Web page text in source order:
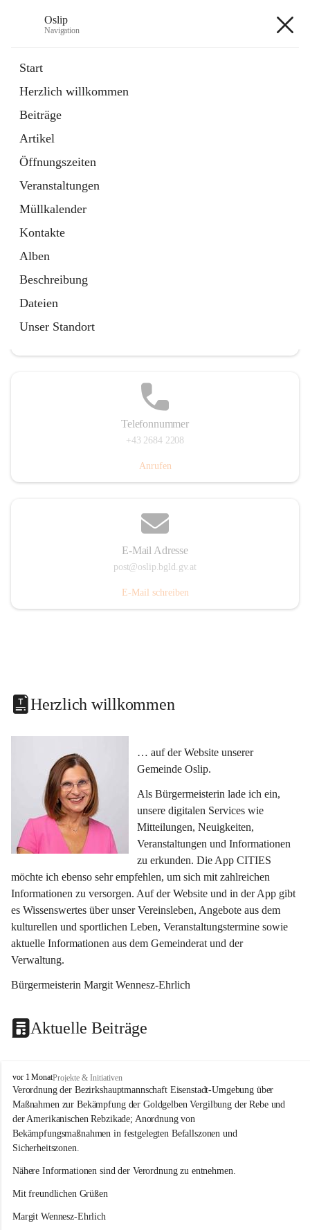
Oslip
Navigation
Start
Herzlich willkommen
Beiträge
Artikel
Öffnungszeiten
Veranstaltungen
Müllkalender
Kontakte
Alben
Beschreibung
Dateien
Unser Standort
Externe Webseite
in
Tab
Bundeskanzleramt Österreich
Externe Webseite
öffnet
in
neuem
Tab
Telefonnummer
+43 2684 2208
Anrufen
E-Mail Adresse
post@oslip.bgld.gv.at
E-Mail schreiben
Herzlich willkommen
… auf der Website unserer
Gemeinde Oslip.
Als Bürgermeisterin lade ich ein,
unsere digitalen Services wie
Mitteilungen, Neuigkeiten,
Veranstaltungen und Informationen
zu erkunden. Die App CITIES
möchte ich ebenso sehr empfehlen, um sich mit zahlreichen
Informationen zu versorgen. Auf der Website und in der App gibt
es Wissenswertes über unser Vereinsleben, Angebote aus dem
kulturellen und sportlichen Leben, Veranstaltungstermine sowie
aktuelle Informationen aus dem Gemeinderat und der
Verwaltung.
Bürgermeisterin Margit Wennesz-Ehrlich
Aktuelle Beiträge
O
s
l
i
p
vor 1 MonatProjekte & Initiativen
Verordnung der Bezirkshauptmannschaft Eisenstadt-Umgebung über
Maßnahmen zur Bekämpfung der Goldgelben Vergilbung der Rebe und
der Amerikanischen Rebzikade; Anordnung von
Bekämpfungsmaßnahmen in festgelegten Befallszonen und
Sicherheitszonen.
Nähere Informationen sind der Verordnung zu entnehmen.
Mit freundlichen Grüßen
Margit Wennesz-Ehrlich